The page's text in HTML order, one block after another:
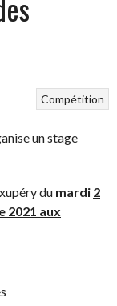
Compétition
un stage
du mardi 2
2021 aux